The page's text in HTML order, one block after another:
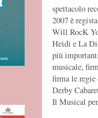
spettacolo
2007 è
Will RocK
Heidi e La
più
musicale,
firma le
Derby
Il Musical